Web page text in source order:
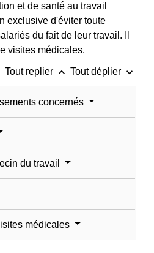
et de santé au travail
exclusive d'éviter toute
du fait de leur travail. Il
visites médicales.
Tout replier keyboard_arrow_up Tout déplier keyboard_arrow_down
concernés
du travail
médicales